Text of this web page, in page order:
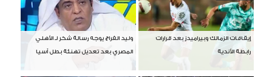
إيقافات الزمالك وبيراميدز بعد قرارات
رابطة الأندية
وليد الفراج يوجه رسالة شكر لـ الأهلي
المصري بعد تعديل تهنئة بطل آسيا